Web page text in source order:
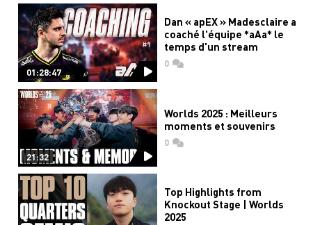
01:28:47
Dan « apEX » Madesclaire a
coaché l'équipe *aAa* le
temps d'un stream
0commentaires
21:32
Worlds 2025 : Meilleurs
moments et souvenirs
0commentaires
Top Highlights from
Knockout Stage | Worlds
2025